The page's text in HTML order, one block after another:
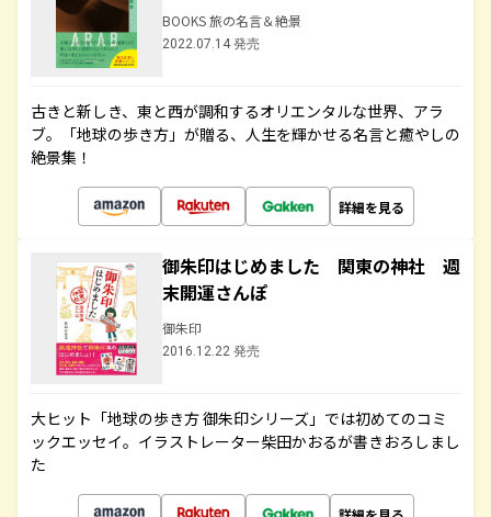
BOOKS 旅の名言＆絶景
2022.07.14 発売
古きと新しき、東と西が調和するオリエンタルな世界、アラ
ブ。「地球の歩き方」が贈る、人生を輝かせる名言と癒やしの
絶景集！
詳細を見る
御朱印はじめました 関東の神社 週
末開運さんぽ
御朱印
2016.12.22 発売
大ヒット「地球の歩き方 御朱印シリーズ」では初めてのコミ
ックエッセイ。イラストレーター柴田かおるが書きおろしまし
た